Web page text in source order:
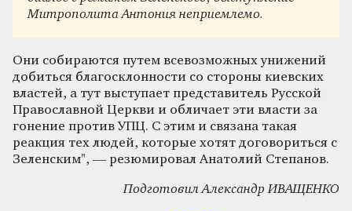
Митрополита Антония неприемлемо.
Они собираются путем всевозможных унижений
добиться благосклонности со стороны киевских
властей, а тут выступает представитель Русской
Православной Церкви и обличает эти власти за
гонение против УПЦ. С этим и связана такая
реакция тех людей, которые хотят договориться с
Зеленским", — резюмировал Анатолий Степанов.
Подготовил Александр ИВАЩЕНКО